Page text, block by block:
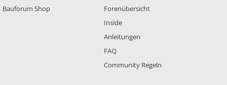
Bauforum Shop
Forenübersicht
Inside
Anleitungen
FAQ
Community Regeln